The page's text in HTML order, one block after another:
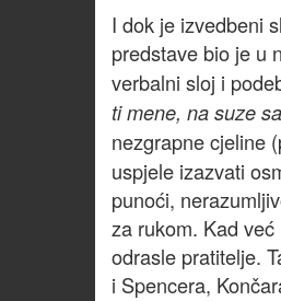
I dok je izvedbeni
predstave bio je u
verbalni sloj i
ti mene, na suze
nezgrapne cjeline
uspjele izazvati
punoći,
za rukom. Kad
odrasle pratitelje.
i Spencera,